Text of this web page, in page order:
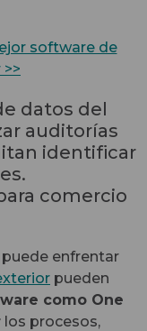
software de
datos del
auditorías
identificar
comercio
enfrentar
pueden
como One
los procesos,